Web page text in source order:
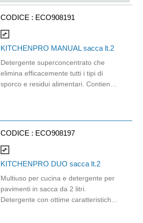
CODICE : ECO908191
compare_arrows
KITCHENPRO MANUAL sacca lt.2
Detergente superconcentrato che
elimina efficacemente tutti i tipi di
sporco e residui alimentari. Contiene
CODICE : ECO908197
compare_arrows
KITCHENPRO DUO sacca lt.2
Multiuso per cucina e detergente per
pavimenti in sacca da 2 litri.
Detergente con ottime caratteristiche